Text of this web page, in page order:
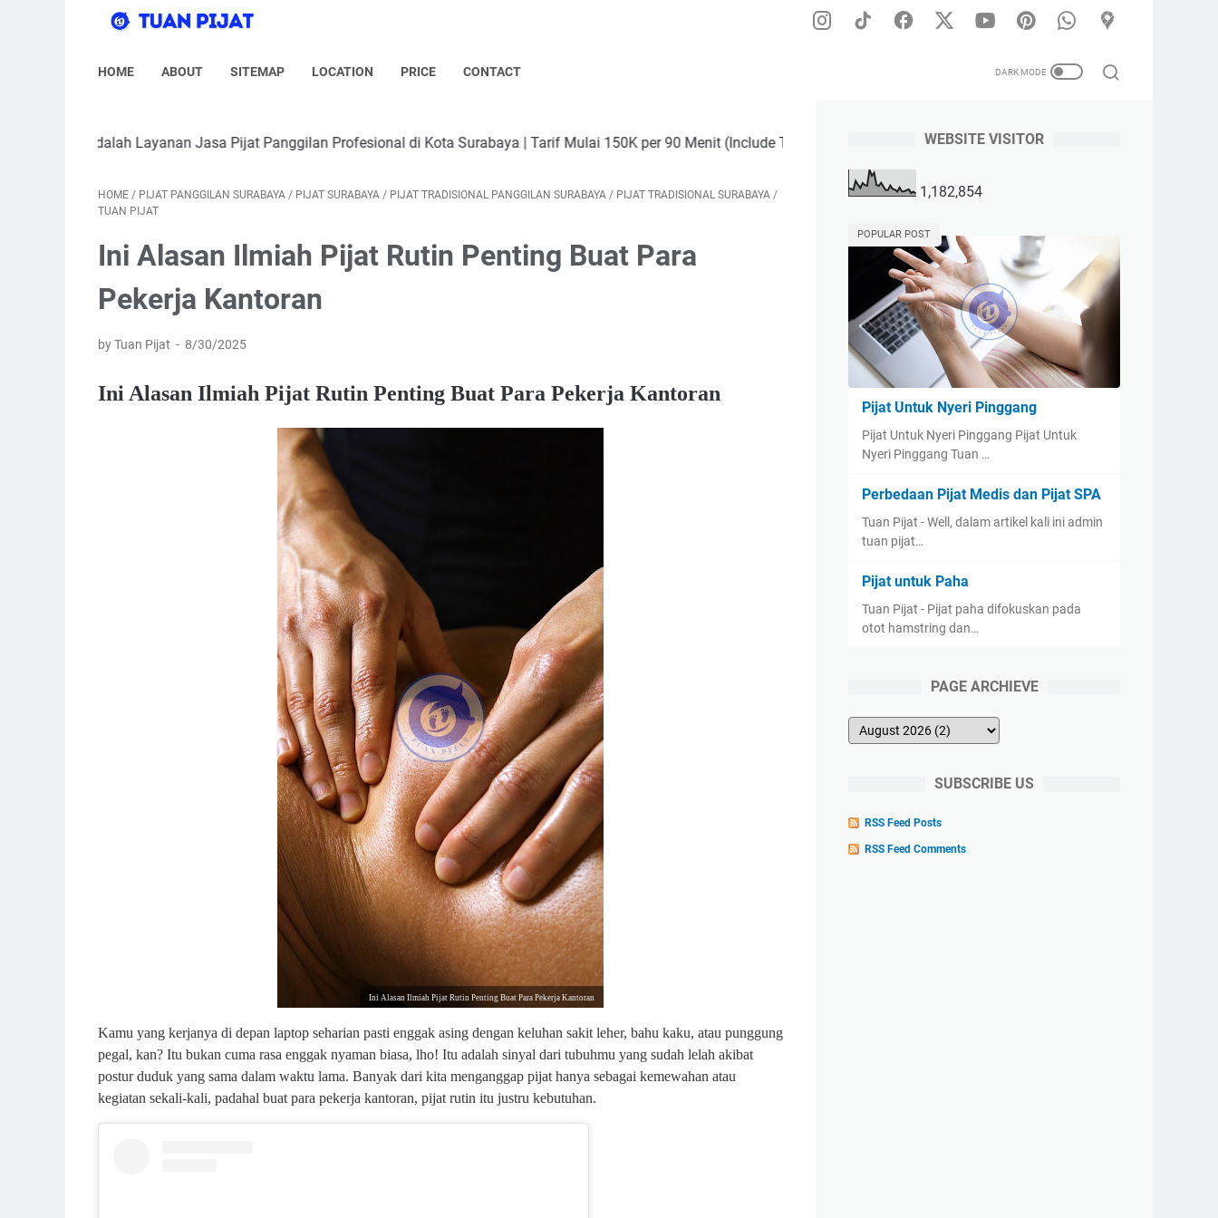
HOME ABOUT SITEMAP LOCATION PRICE CONTACT
Layanan Jasa Pijat Panggilan Profesional di Kota Surabaya | Tarif Mulai 150K per 90 Menit (Include Transport) | Tersedia Terapis Pria dan Wanita | Melayani Panggilan Untuk Seluruh
HOME / PIJAT PANGGILAN SURABAYA / PIJAT SURABAYA / PIJAT TRADISIONAL PANGGILAN SURABAYA / PIJAT TRADISIONAL SURABAYA /
TUAN PIJAT
Ini Alasan Ilmiah Pijat Rutin Penting Buat Para
Pekerja Kantoran
by Tuan Pijat 8/30/2025
Ini Alasan Ilmiah Pijat Rutin Penting Buat Para Pekerja Kantoran
Ini Alasan Ilmiah Pijat Rutin Penting Buat Para Pekerja Kantoran
Kamu yang kerjanya di depan laptop seharian pasti enggak asing dengan keluhan sakit leher, bahu kaku, atau punggung
pegal, kan? Itu bukan cuma rasa enggak nyaman biasa, lho! Itu adalah sinyal dari tubuhmu yang sudah lelah akibat
postur duduk yang sama dalam waktu lama. Banyak dari kita menganggap pijat hanya sebagai kemewahan atau
kegiatan sekali-kali, padahal buat para pekerja kantoran, pijat rutin itu justru kebutuhan.
WEBSITE VISITOR
1,182,854
POPULAR POST
Pijat Untuk Nyeri Pinggang
Pijat Untuk Nyeri Pinggang Pijat Untuk
Nyeri Pinggang Tuan …
Perbedaan Pijat Medis dan Pijat SPA
Tuan Pijat - Well, dalam artikel kali ini admin
tuan pijat…
Pijat untuk Paha
Tuan Pijat - Pijat paha difokuskan pada
otot hamstring dan…
PAGE ARCHIEVE
SUBSCRIBE US
RSS Feed Posts
RSS Feed Comments